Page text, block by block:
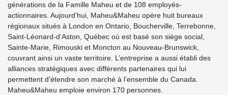
générations de la Famille Maheu et de 108 employés-
actionnaires. Aujourd’hui, Maheu&Maheu opère huit bureaux
régionaux situés à London en Ontario, Boucherville, Terrebonne,
Saint-Léonard-d’Aston, Québec où est basé son siège social,
Sainte-Marie, Rimouski et Moncton au Nouveau-Brunswick,
couvrant ainsi un vaste territoire. L’entreprise a aussi établi des
alliances stratégiques avec différents partenaires qui lui
permettent d’étendre son marché à l’ensemble du Canada.
Maheu&Maheu emploie environ 170 personnes.